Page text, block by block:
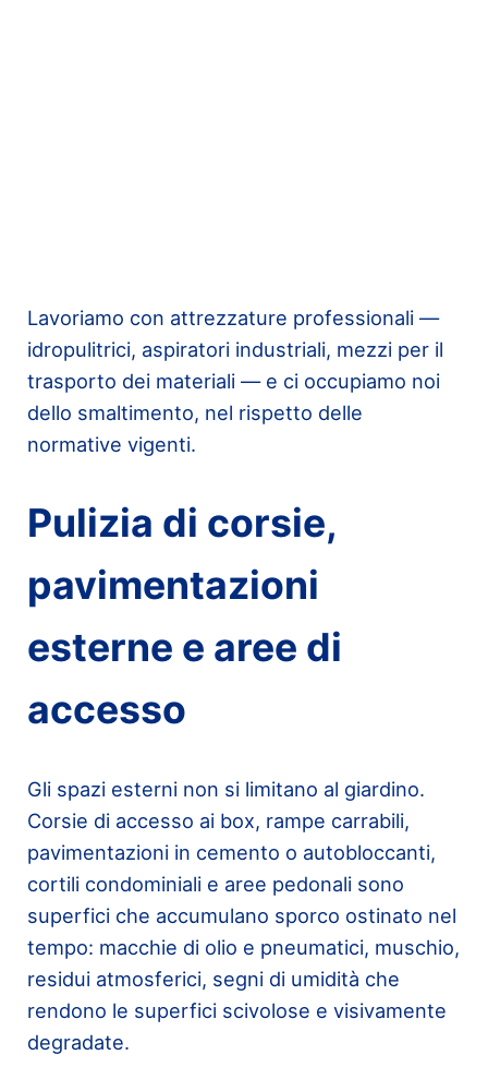
Lavoriamo con attrezzature professionali —
idropulitrici, aspiratori industriali, mezzi per il
trasporto dei materiali — e ci occupiamo noi
dello smaltimento, nel rispetto delle
normative vigenti.
Pulizia di corsie,
pavimentazioni
esterne e aree di
accesso
Gli spazi esterni non si limitano al giardino.
Corsie di accesso ai box, rampe carrabili,
pavimentazioni in cemento o autobloccanti,
cortili condominiali e aree pedonali sono
superfici che accumulano sporco ostinato nel
tempo: macchie di olio e pneumatici, muschio,
residui atmosferici, segni di umidità che
rendono le superfici scivolose e visivamente
degradate.